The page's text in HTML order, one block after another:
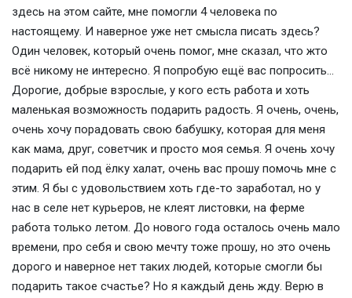
здесь на этом сайте, мне помогли 4 человека по
настоящему. И наверное уже нет смысла писать здесь?
Один человек, который очень помог, мне сказал, что жто
всё никому не интересно. Я попробую ещё вас попросить...
Дорогие, добрые взрослые, у кого есть работа и хоть
маленькая возможность подарить радость. Я очень, очень,
очень хочу порадовать свою бабушку, которая для меня
как мама, друг, советчик и просто моя семья. Я очень хочу
подарить ей под ёлку халат, очень вас прошу помочь мне с
этим. Я бы с удовольствием хоть где-то заработал, но у
нас в селе нет курьеров, не клеят листовки, на ферме
работа только летом. До нового года осталось очень мало
времени, про себя и свою мечту тоже прошу, но это очень
дорого и наверное нет таких людей, которые смогли бы
подарить такое счастье? Но я каждый день жду. Верю в